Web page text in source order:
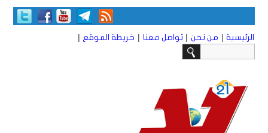
الرئيسية | من نحن | تواصل معنا | خريطة الموقع |